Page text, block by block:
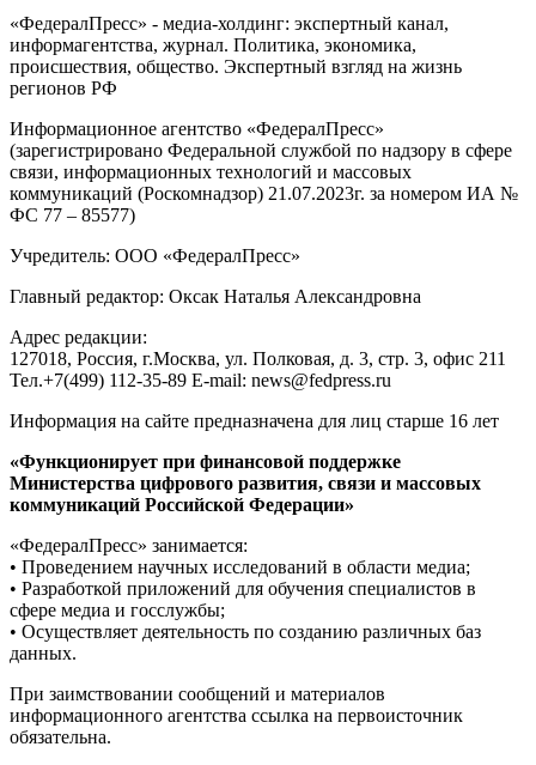
«ФедералПресс» - медиа-холдинг: экспертный канал,
информагентства, журнал. Политика, экономика,
происшествия, общество. Экспертный взгляд на жизнь
регионов РФ
Информационное агентство «ФедералПресс»
(зарегистрировано Федеральной службой по надзору в сфере
связи, информационных технологий и массовых
коммуникаций (Роскомнадзор) 21.07.2023г. за номером ИА №
ФС 77 – 85577)
Учредитель: ООО «ФедералПресс»
Главный редактор: Оксак Наталья Александровна
Адрес редакции:
127018, Россия, г.Москва, ул. Полковая, д. 3, стр. 3, офис 211
Тел.+7(499) 112-35-89 E-mail: news@fedpress.ru
Информация на сайте предназначена для лиц старше 16 лет
«Функционирует при финансовой поддержке
Министерства цифрового развития, связи и массовых
коммуникаций Российской Федерации»
«ФедералПресс» занимается:
• Проведением научных исследований в области медиа;
• Разработкой приложений для обучения специалистов в
сфере медиа и госслужбы;
• Осуществляет деятельность по созданию различных баз
данных.
При заимствовании сообщений и материалов
информационного агентства ссылка на первоисточник
обязательна.